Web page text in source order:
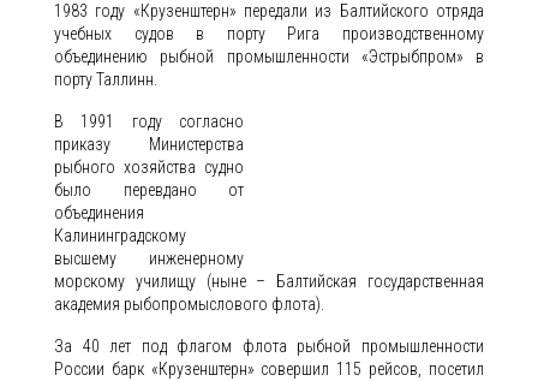
1983 году «Крузенштерн» передали из Балтийского отряда
учебных судов в порту Рига производственному
объединению рыбной промышленности «Эстрыбпром» в
порту Таллинн.
В 1991 году согласно
приказу Министерства
рыбного хозяйства судно
было перевдано от
объединения
Калининградскому
высшему инженерному
морскому училищу (ныне – Балтийская государственная
академия рыбопромыслового флота).
За 40 лет под флагом флота рыбной промышленности
России барк «Крузенштерн» совершил 115 рейсов, посетил